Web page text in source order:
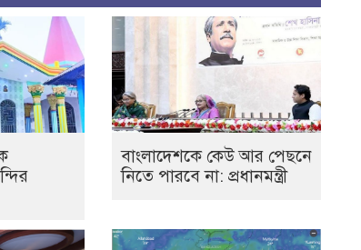
বাংলাদেশকে কেউ আর পেছনে
নিতে পারবে না: প্রধানমন্ত্রী